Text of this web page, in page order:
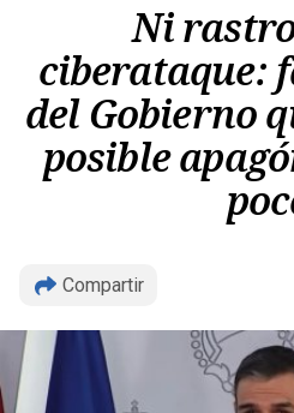
Ni
ciberataque:
del Gobierno
posible
Compartir